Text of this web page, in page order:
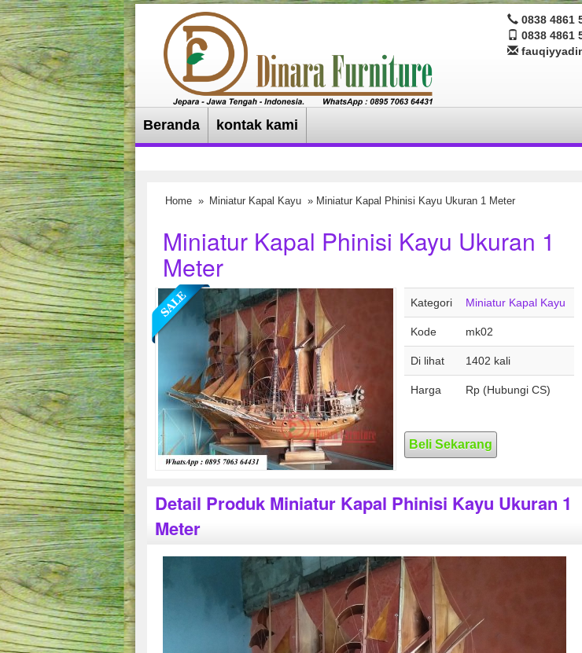
0838 4861
0838 4861
Beranda kontak kami
Home » Miniatur Kapal Kayu » Miniatur Kapal Phinisi Kayu Ukuran 1 Meter
Miniatur Kapal Phinisi Kayu Ukuran 1
Meter
Kategori Miniatur Kapal Kayu
Kode mk02
Di lihat 1402 kali
Harga Rp (Hubungi CS)
Beli Sekarang
Detail Produk Miniatur Kapal Phinisi Kayu Ukuran 1
Meter